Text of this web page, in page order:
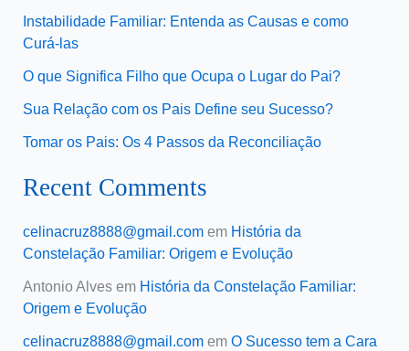
Instabilidade Familiar: Entenda as Causas e como
Curá-las
O que Significa Filho que Ocupa o Lugar do Pai?
Sua Relação com os Pais Define seu Sucesso?
Tomar os Pais: Os 4 Passos da Reconciliação
Recent Comments
celinacruz8888@gmail.comem História da
Constelação Familiar: Origem e Evolução
Antonio Alvesem História da Constelação Familiar:
Origem e Evolução
celinacruz8888@gmail.comem O Sucesso tem a Cara